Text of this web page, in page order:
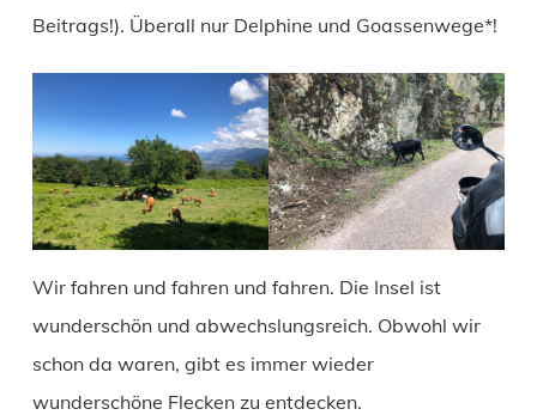
Beitrags!). Überall nur Delphine und Goassenwege*!
Wir fahren und fahren und fahren. Die Insel ist
wunderschön und abwechslungsreich. Obwohl wir
schon da waren, gibt es immer wieder
wunderschöne Flecken zu entdecken.